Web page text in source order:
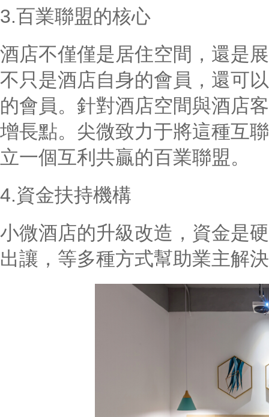
3.百業聯盟的核心
酒店不僅僅是居住空間，還是
不只是酒店自身的會員，還可
的會員。針對酒店空間與酒店
增長點。尖微致力于將這種互
立一個互利共贏的百業聯盟。
4.資金扶持機構
小微酒店的升級改造，資金是
出讓，等多種方式幫助業主解